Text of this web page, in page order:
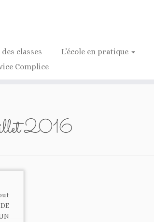
classes L’école en pratique
Complice
2016